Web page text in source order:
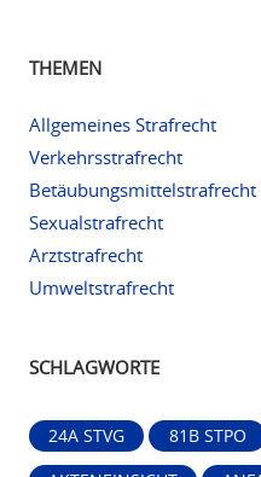
THEMEN
Allgemeines Strafrecht
Verkehrsstrafrecht
Betäubungsmittelstrafrecht
Sexualstrafrecht
Arztstrafrecht
Umweltstrafrecht
SCHLAGWORTE
24A STVG 81B STPO